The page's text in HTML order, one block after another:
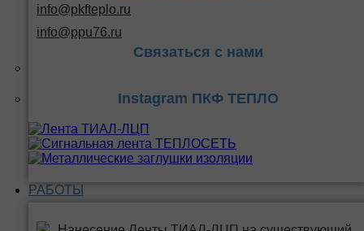
info@pkfteplo.ru
info@ppu76.ru
Связаться с нами
Instagram ПКФ ТЕПЛО
РАБОТЫ